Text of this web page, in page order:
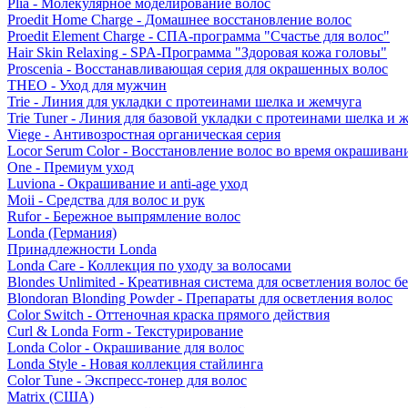
Plia - Молекулярное моделирование волос
Proedit Home Charge - Домашнее восстановление волос
Proedit Element Charge - СПА-программа "Счастье для волос"
Hair Skin Relaxing - SPA-Программа "Здоровая кожа головы"
Proscenia - Восстанавливающая серия для окрашенных волос
THEO - Уход для мужчин
Trie - Линия для укладки с протеинами шелка и жемчуга
Trie Tuner - Линия для базовой укладки с протеинами шелка и
Viege - Антивозростная органическая серия
Locor Serum Color - Восстановление волос во время
One - Премиум уход
Luviona - Окрашивание и anti-age уход
Moii - Средства для волос и рук
Rufor - Бережное выпрямление волос
Londa (Германия)
Принадлежности Londa
Londa Care - Коллекция по уходу за волосами
Blondes Unlimited - Креативная система для осветления волос
Blondoran Blonding Powder - Препараты для осветления волос
Color Switch - Оттеночная краска прямого действия
Curl & Londa Form - Текстурирование
Londa Color - Окрашивание для волос
Londa Style - Новая коллекция стайлинга
Color Tune - Экспресс-тонер для волос
Matrix (США)